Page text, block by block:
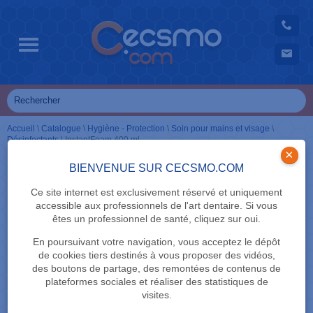
BIENVENUE SUR CECSMO.COM
Ce site internet est exclusivement réservé et uniquement
accessible aux professionnels de l'art dentaire. Si vous
êtes un professionnel de santé, cliquez sur oui.
En poursuivant votre navigation, vous acceptez le dépôt
de cookies tiers destinés à vous proposer des vidéos,
des boutons de partage, des remontées de contenus de
plateformes sociales et réaliser des statistiques de
visites.
×
Accueil \ Catalogue \ Hygiène - Protection \ Soin pour mains et visage \
Désinfectants\InstantFoam 400 ml